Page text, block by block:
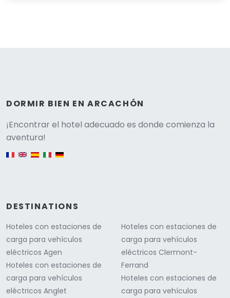
DORMIR BIEN EN ARCACHÓN
¡Encontrar el hotel adecuado es donde comienza la
aventura!
DESTINATIONS
Hoteles con estaciones de
carga para vehículos
eléctricos Agen
Hoteles con estaciones de
carga para vehículos
eléctricos Anglet
Hoteles con estaciones de
carga para vehículos
eléctricos Clermont-
Ferrand
Hoteles con estaciones de
carga para vehículos